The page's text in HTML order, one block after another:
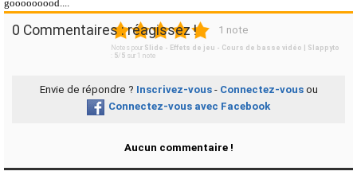
gooooooood....
0 Commentaires : réagissez !
1 2 3 4 5 1 note
Notes pour Slide - Effets de jeu - Cours de basse vidéo | Slappyto
5/ 5 sur note
Envie de répondre ? Inscrivez-vous- Connectez-vousou
Connectez-vous avec Facebook
Aucun commentaire !